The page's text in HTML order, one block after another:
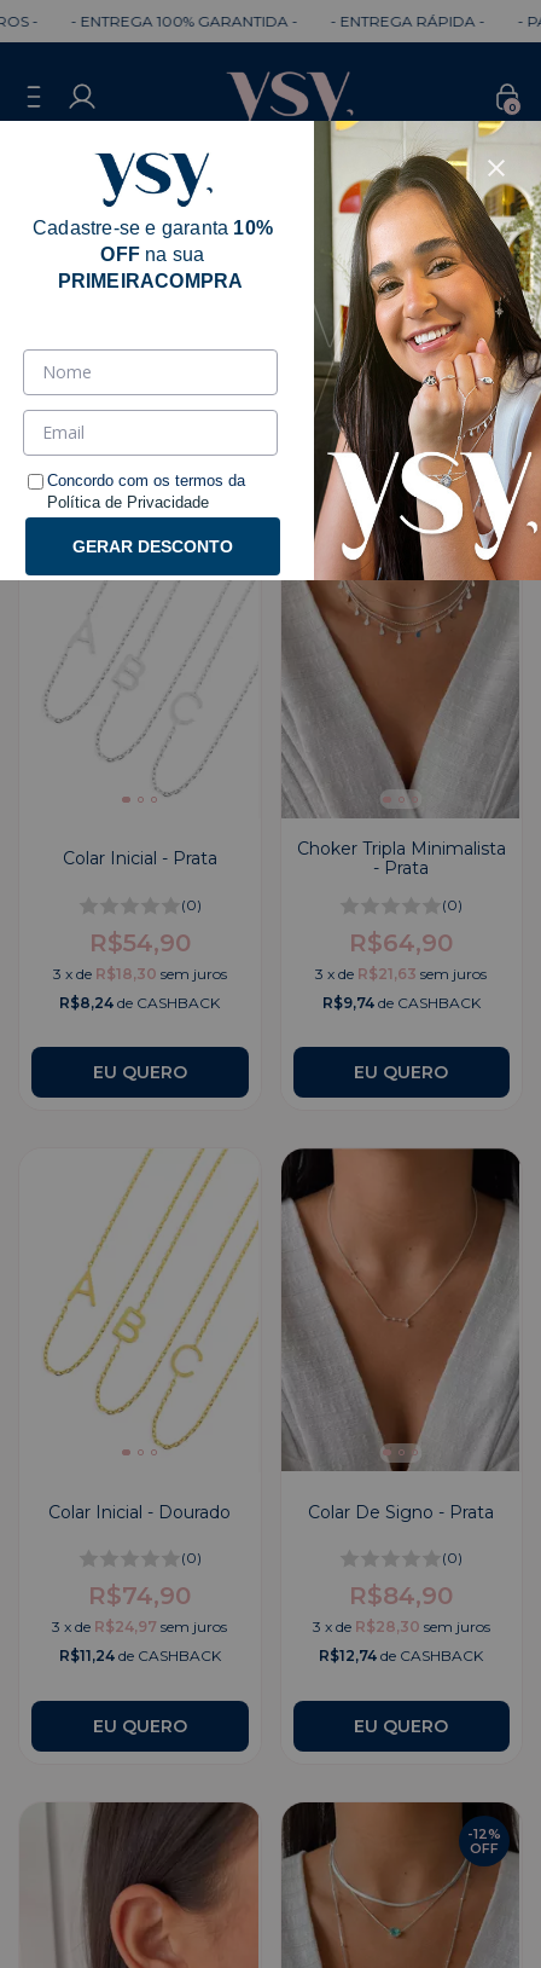
100% GARANTIDA - - ENTREGA RÁPIDA - - PARCELE em
0
Influencers
Filtrar
Colar Inicial - Prata
(0)
R$54,90
3 x de R$18,30 sem juros
R$8,24 de CASHBACK
EU QUERO
Choker Tripla Minimalista
- Prata
(0)
R$64,90
3 xde R$21,63 sem juros
R$9,74de CASHBACK
Colar Inicial - Dourado
(0)
R$74,90
3 xde R$24,97 sem juros
R$11,24de CASHBACK
EU QUERO
Colar De Signo - Prata
(0)
R$84,90
3 x de R$28,30 sem juros
R$12,74 de CASHBACK
EU QUERO
-12%
OFF
Cadastre-se e garanta 10%
OFF na sua
PRIMEIRACOMPRA
Concordo com os termos da
Política de Privacidade
GERAR DESCONTO